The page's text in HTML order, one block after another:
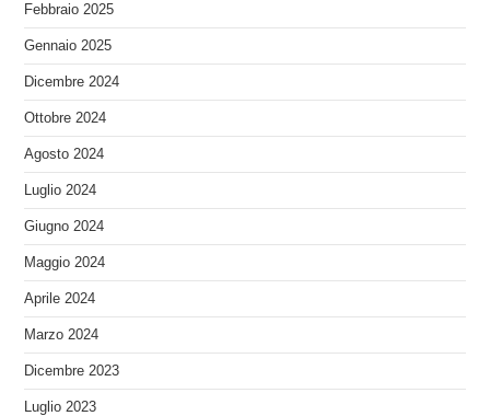
Febbraio 2025
Gennaio 2025
Dicembre 2024
Ottobre 2024
Agosto 2024
Luglio 2024
Giugno 2024
Maggio 2024
Aprile 2024
Marzo 2024
Dicembre 2023
Luglio 2023